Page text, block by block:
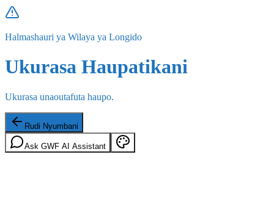
Halmashauri ya Wilaya ya Longido
Ukurasa Haupatikani
Ukurasa unaoutafuta haupo.
Rudi Nyumbani
Ask GWF AI Assistant